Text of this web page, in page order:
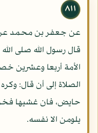
٨١١
عن جعفر بن محمد عن
قال رسول الله صلى الله
الأمة أربعا وعشرين
الصلاة إلى أن قال:
حايض، فان غشيها
يلومن الا نفسه.